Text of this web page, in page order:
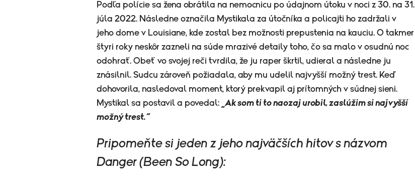
Podľa polície sa žena obrátila na nemocnicu po údajnom útoku v noci z 30. na 31.
júla 2022. Následne označila Mystikala za útočníka a policajti ho zadržali v
jeho dome v Louisiane, kde zostal bez možnosti prepustenia na kauciu. O takmer
štyri roky neskôr zazneli na súde mrazivé detaily toho, čo sa malo v osudnú noc
odohrať. Obeť vo svojej reči tvrdila, že ju raper škrtil, udieral a následne ju
znásilnil. Sudcu zároveň požiadala, aby mu udelil najvyšší možný trest. Keď
dohovorila, nasledoval moment, ktorý prekvapil aj prítomných v súdnej sieni.
Mystikal sa postavil a povedal:
„Ak som ti to naozaj urobil, zaslúžim si najvyšší
možný trest.“
Pripomeňte si jeden z jeho najväčších hitov s názvom
Danger (Been So Long):